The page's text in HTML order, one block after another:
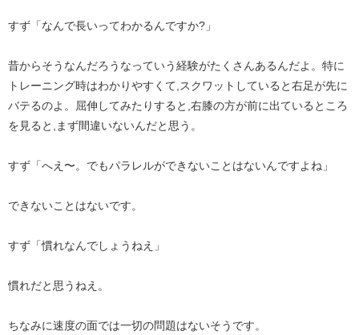
すず「なんで長いってわかるんですか?」
昔からそうなんだろうなっていう経験がたくさんあるんだよ。特に
トレーニング時はわかりやすくて,スクワットしていると右足が先に
バテるのよ。屈伸してみたりすると,右膝の方が前に出ているところ
を見ると,まず間違いないんだと思う。
すず「へえ〜。でもパラレルができないことはないんですよね」
できないことはないです。
すず「慣れなんでしょうねえ」
慣れだと思うねえ。
ちなみに速度の面では一切の問題はないそうです。